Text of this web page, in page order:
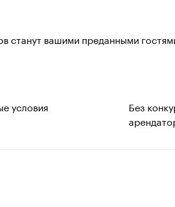
станут вашими преданными
условия
Без